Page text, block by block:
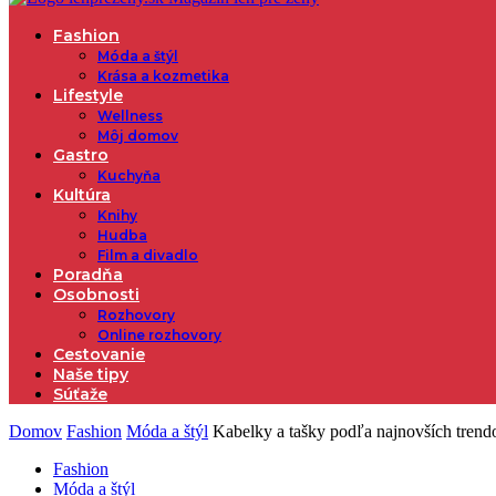
Fashion
Móda a štýl
Krása a kozmetika
Lifestyle
Wellness
Môj domov
Gastro
Kuchyňa
Kultúra
Knihy
Hudba
Film a divadlo
Poradňa
Osobnosti
Rozhovory
Online rozhovory
Cestovanie
Naše tipy
Súťaže
Domov Fashion Móda a štýl Kabelky a tašky podľa najnovších
Fashion
Móda a štýl